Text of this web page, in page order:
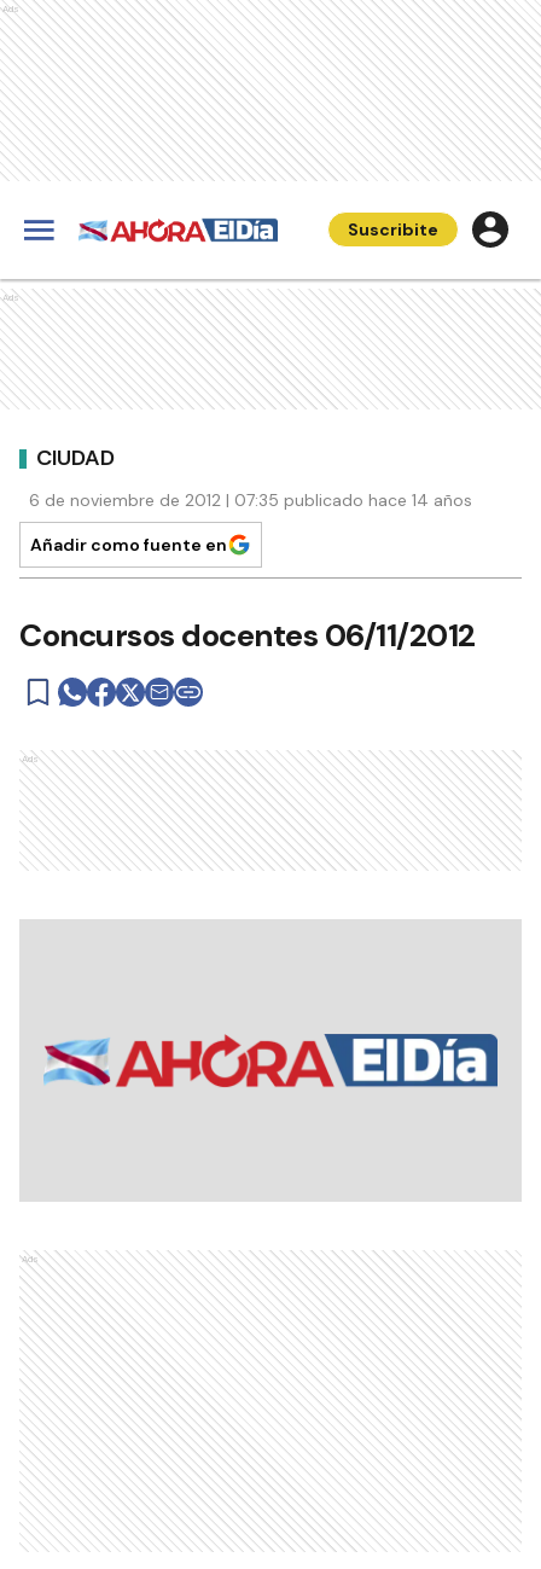
Ads
Suscribite
Ads
CIUDAD
6 de noviembre de 2012 | 07:35 publicado hace 14 años
Añadir como fuente en
Concursos docentes 06/11/2012
Ads
Ads